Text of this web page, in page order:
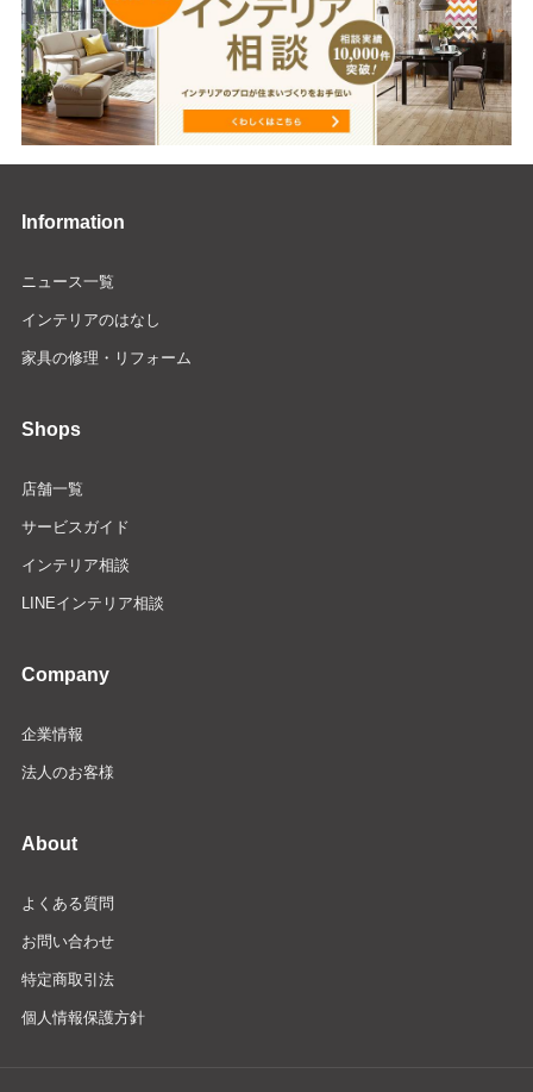
Information
ニュース一覧
インテリアのはなし
家具の修理・リフォーム
Shops
店舗一覧
サービスガイド
インテリア相談
LINEインテリア相談
Company
企業情報
法人のお客様
About
よくある質問
お問い合わせ
特定商取引法
個人情報保護方針